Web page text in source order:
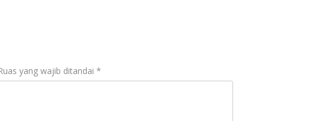
yang wajib ditandai *